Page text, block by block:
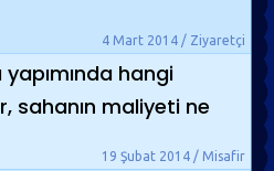
4 Mart 2014 / Ziyaretçi
hangi
sahanın maliyeti ne
19 Şubat 2014 / Misafir